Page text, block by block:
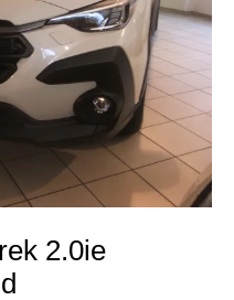
2.0ie